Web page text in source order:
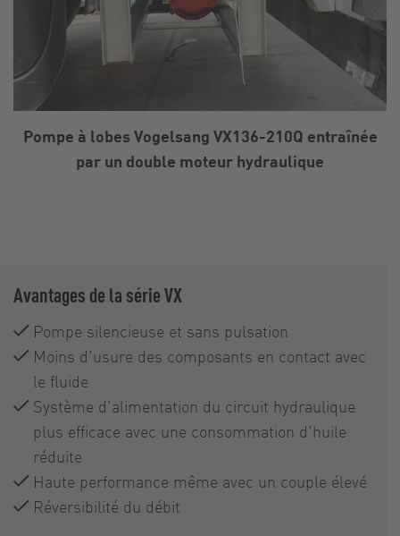
Pompe à lobes Vogelsang VX136-210Q entraînée
par un double moteur hydraulique
Avantages de la série VX
Pompe silencieuse et sans pulsation
Moins d'usure des composants en contact avec
le fluide
Système d'alimentation du circuit hydraulique
plus efficace avec une consommation d'huile
réduite
Haute performance même avec un couple élevé
Réversibilité du débit